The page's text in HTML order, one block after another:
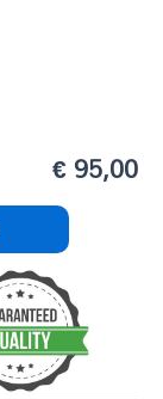
€ 95,00